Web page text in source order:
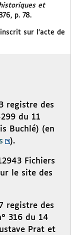
et
p. 78.
sur l’acte de
registre des
du 11
Buchlé) (en
).
Fichiers
le site des
registre des
316 du 14
Prat et